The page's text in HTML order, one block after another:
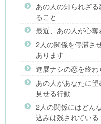
あの人の知られざ
ること
最近、あの人が心
2人の関係を停滞さ
あります
進展ナシの恋を終わ
あの人があなたに
見せる行動
2人の関係にはどん
込みは残されている